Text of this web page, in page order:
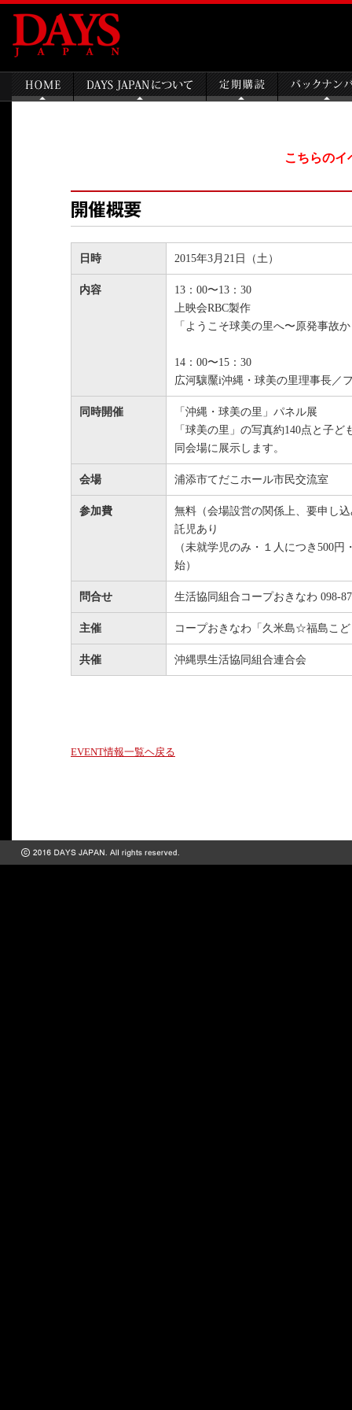
こちらのイ
日時 2015年3月21日（土）
内容
13：00〜13：30
上映会RBC製作
「ようこそ球美の里へ〜原発事故
14：00〜15：30
広河驤黶i沖縄・球美の里理事長／
同時開催
「沖縄・球美の里」パネル展
「球美の里」の写真約140点と子ど
同会場に展示します。
会場 浦添市てだこホール市民交流室
参加費
無料（会場設営の関係上、要申し
託児あり
（未就学児のみ・１人につき500
始）
問合せ 生活協同組合コープおきなわ 098-
主催 コープおきなわ「久米島☆福島こ
共催 沖縄県生活協同組合連合会
EVENT情報一覧ヘ戻る